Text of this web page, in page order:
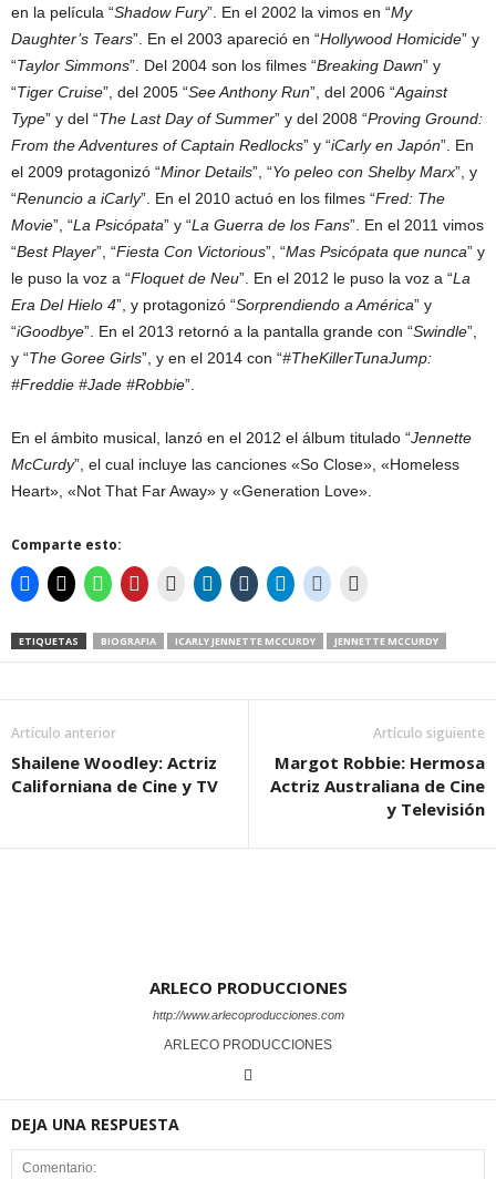
en la película “Shadow Fury”. En el 2002 la vimos en “My
Daughter’s Tears”. En el 2003 apareció en “Hollywood Homicide” y
“Taylor Simmons”. Del 2004 son los filmes “Breaking Dawn” y
“Tiger Cruise”, del 2005 “See Anthony Run”, del 2006 “Against
Type” y del “The Last Day of Summer” y del 2008 “Proving Ground:
From the Adventures of Captain Redlocks” y “iCarly en Japón”. En
el 2009 protagonizó “Minor Details”, “Yo peleo con Shelby Marx”, y
“Renuncio a iCarly”. En el 2010 actuó en los filmes “Fred: The
Movie”, “La Psicópata” y “La Guerra de los Fans”. En el 2011 vimos
“Best Player”, “Fiesta Con Victorious”, “Mas Psicópata que nunca” y
le puso la voz a “Floquet de Neu”. En el 2012 le puso la voz a “La
Era Del Hielo 4”, y protagonizó “Sorprendiendo a América” y
“iGoodbye”. En el 2013 retornó a la pantalla grande con “Swindle”,
y “The Goree Girls”, y en el 2014 con “#TheKillerTunaJump:
#Freddie #Jade #Robbie”.
En el ámbito musical, lanzó en el 2012 el álbum titulado “Jennette
McCurdy”, el cual incluye las canciones «So Close», «Homeless
Heart», «Not That Far Away» y «Generation Love».
Comparte esto:
ETIQUETAS BIOGRAFIA ICARLY JENNETTE MCCURDY JENNETTE MCCURDY
Artículo anterior
Shailene Woodley: Actriz
Californiana de Cine y TV
Artículo siguiente
Margot Robbie: Hermosa
Actriz Australiana de Cine
y Televisión
ARLECO PRODUCCIONES
http://www.arlecoproducciones.com
ARLECO PRODUCCIONES
DEJA UNA RESPUESTA